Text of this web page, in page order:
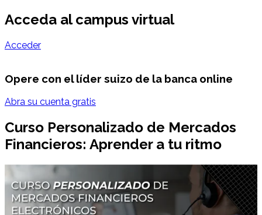
Acceda al campus virtual
Acceder
Opere con el líder suizo de la banca online
Abra su cuenta gratis
Curso Personalizado de Mercados
Financieros: Aprender a tu ritmo